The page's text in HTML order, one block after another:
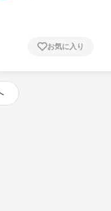
お気に入り